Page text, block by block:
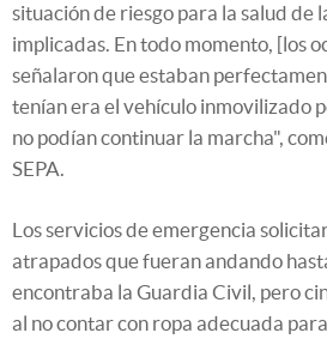
situación de riesgo para la salud de
implicadas. En todo momento, [los
señalaron que estaban
tenían era el vehículo inmovilizado
no podían continuar la marcha",
SEPA.
Los servicios de emergencia
atrapados que fueran andando
encontraba la Guardia Civil, pero
al no contar con ropa adecuada